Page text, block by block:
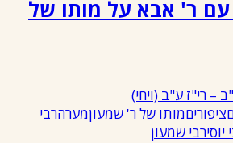
עם ר' אבא על מותו של
– רי"ז ע"ב (ויחי)
ציפוריםמותו של ר' שמעוןמערהרבי
יוסירבי שמעון